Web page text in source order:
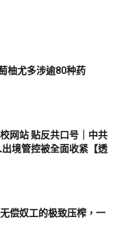
柚尤多涉逾80种药
网站 贴反共口号｜中共
境管控被全面收紧【透
偿奴工的极致压榨，一